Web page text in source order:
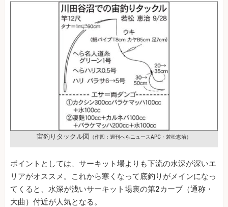
宙釣りタックル図 （作図：週刊へらニュースAPC・若松恵治）
ポイントとしては、サーキット場よりも下流の水深が深いエ
リアがオススメ。これから寒くなって底釣りがメインになっ
てくると、水深が浅いサーキット場裏の第2カーブ（通称・
大曲）付近が人気となる。